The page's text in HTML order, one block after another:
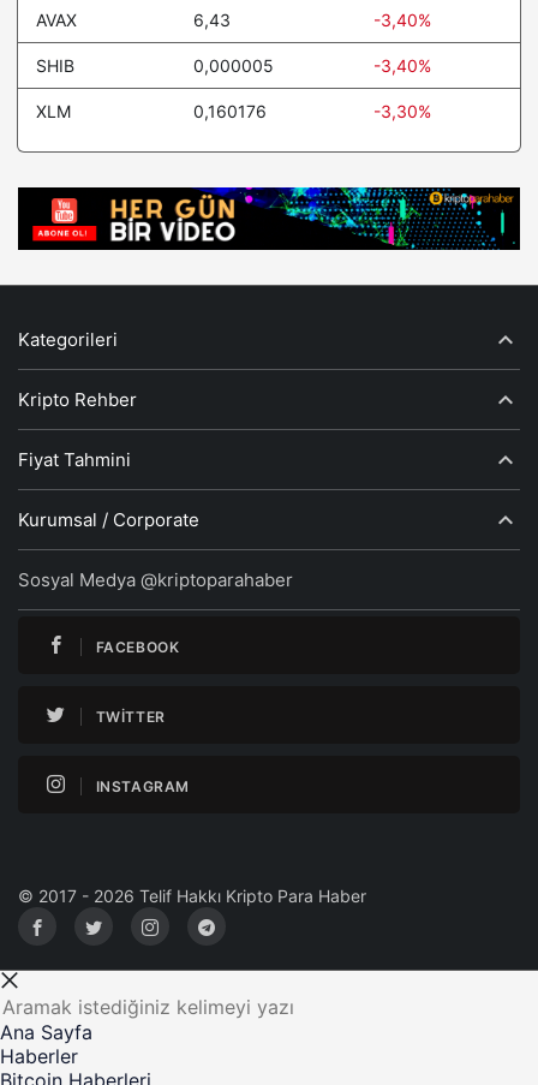
AVAX 6,43 -3,40%
SHIB 0,000005 -3,40%
XLM 0,160176 -3,30%
Kategorileri
Kripto Rehber
Fiyat Tahmini
Kurumsal / Corporate
Sosyal Medya @kriptoparahaber
FACEBOOK
TWITTER
INSTAGRAM
© 2017 - 2026 Telif Hakkı Kripto Para Haber
Ana Sayfa
Haberler